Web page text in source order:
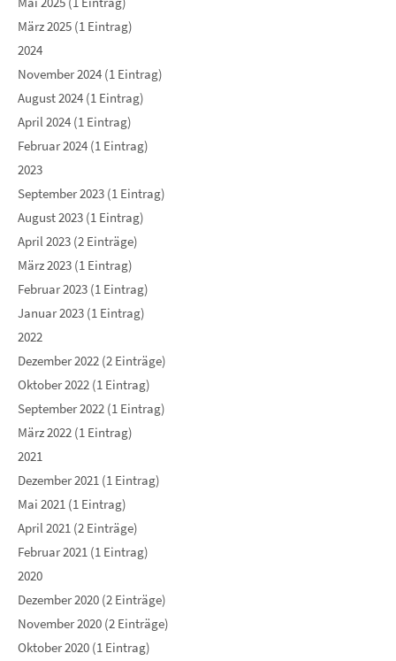
März 2025 (1 Eintrag)
2024
November 2024 (1 Eintrag)
August 2024 (1 Eintrag)
April 2024 (1 Eintrag)
Februar 2024 (1 Eintrag)
2023
September 2023 (1 Eintrag)
August 2023 (1 Eintrag)
April 2023 (2 Einträge)
März 2023 (1 Eintrag)
Februar 2023 (1 Eintrag)
Januar 2023 (1 Eintrag)
2022
Dezember 2022 (2 Einträge)
Oktober 2022 (1 Eintrag)
September 2022 (1 Eintrag)
März 2022 (1 Eintrag)
2021
Dezember 2021 (1 Eintrag)
Mai 2021 (1 Eintrag)
April 2021 (2 Einträge)
Februar 2021 (1 Eintrag)
2020
Dezember 2020 (2 Einträge)
November 2020 (2 Einträge)
Oktober 2020 (1 Eintrag)